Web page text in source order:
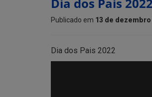
Publicado em 13 de dezembro
Dia dos Pais 2022